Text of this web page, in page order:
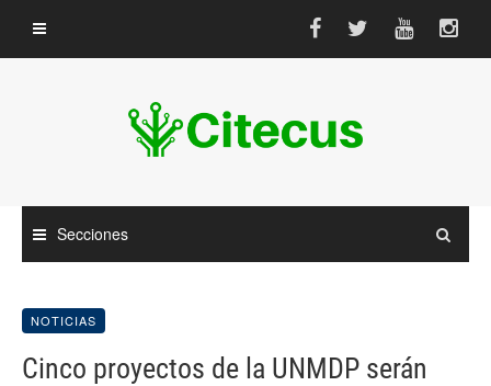
contenido
Secciones
NOTICIAS
Cinco proyectos de la UNMDP serán